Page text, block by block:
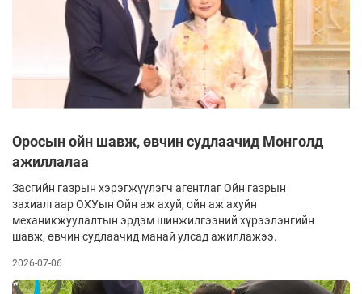
Оросын ойн шавж, өвчин судлаачид Монголд
ажиллалаа
Засгийн газрын хэрэгжүүлэгч агентлаг Ойн газрын
захиалгаар ОХУын Ойн аж ахуй, ойн аж ахуйн
механикжуулалтын эрдэм шинжилгээний хүрээлэнгийн
шавж, өвчин судлаачид манай улсад ажиллажээ.
2026-07-06